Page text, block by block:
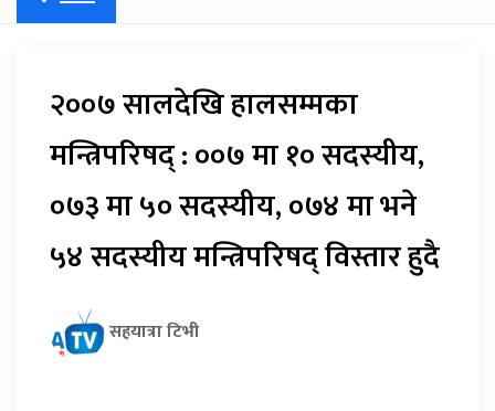
२००७ सालदेखि हालसम्मका
मन्त्रिपरिषद् : ००७ मा १० सदस्यीय,
०७३ मा ५० सदस्यीय, ०७४ मा भने
५४ सदस्यीय मन्त्रिपरिषद् विस्तार हुदै
सहयात्रा टिभी